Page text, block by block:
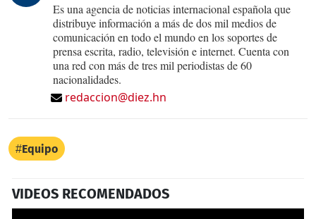
Es una agencia de noticias internacional española que
distribuye información a más de dos mil medios de
comunicación en todo el mundo en los soportes de
prensa escrita, radio, televisión e internet. Cuenta con
una red con más de tres mil periodistas de 60
nacionalidades.
redaccion@diez.hn
Equipo
VIDEOS RECOMENDADOS